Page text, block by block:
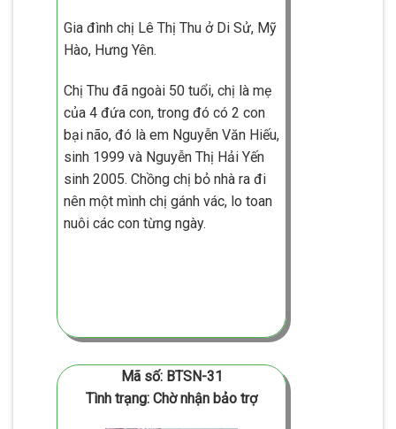
Gia đình chị Lê Thị Thu ở Di Sử, Mỹ
Hào, Hưng Yên.
Chị Thu đã ngoài 50 tuổi, chị là mẹ
của 4 đứa con, trong đó có 2 con
bại não, đó là em Nguyễn Văn Hiếu,
sinh 1999 và Nguyễn Thị Hải Yến
sinh 2005. Chồng chị bỏ nhà ra đi
nên một mình chị gánh vác, lo toan
nuôi các con từng ngày.
Mã số: BTSN-31
Tình trạng: Chờ nhận bảo trợ